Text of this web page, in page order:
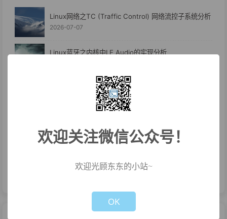
Linux网络之TC (Traffic Control) 网络流控子系统分析
2026-07-07
Linux蓝牙之内核中LE Audio的实现分析
WIFI无线网络之PMF
2026-06-29
吃灰板子利旧系列--RK3566养马养虾及PicoLM体验
2026-06-24
欢迎关注微信公众号！
欢迎光顾东东的小站~
OK